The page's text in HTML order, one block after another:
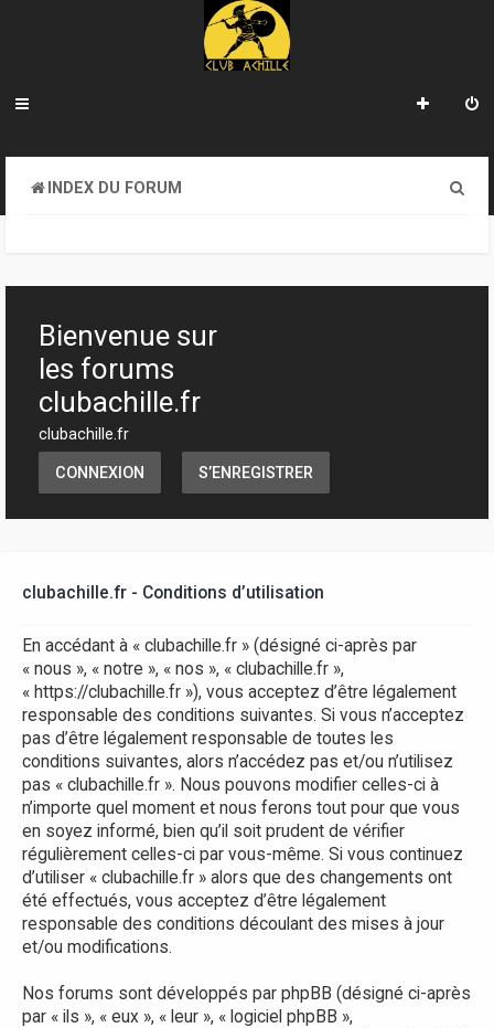
INDEX DU FORUM
h
Bienvenue sur
les forums
clubachille.fr
clubachille.fr
CONNEXION S’ENREGISTRER
clubachille.fr - Conditions d’utilisation
En accédant à « clubachille.fr » (désigné ci-après par
« nous », « notre », « nos », « clubachille.fr »,
« https://clubachille.fr »), vous acceptez d’être légalement
responsable des conditions suivantes. Si vous n’acceptez
pas d’être légalement responsable de toutes les
conditions suivantes, alors n’accédez pas et/ou n’utilisez
pas « clubachille.fr ». Nous pouvons modifier celles-ci à
n’importe quel moment et nous ferons tout pour que vous
en soyez informé, bien qu’il soit prudent de vérifier
régulièrement celles-ci par vous-même. Si vous continuez
d’utiliser « clubachille.fr » alors que des changements ont
été effectués, vous acceptez d’être légalement
responsable des conditions découlant des mises à jour
et/ou modifications.
Nos forums sont développés par phpBB (désigné ci-après
par « ils », « eux », « leur », « logiciel phpBB »,